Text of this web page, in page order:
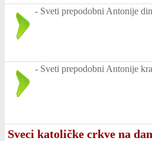
- Sveti prepodobni Antonije
- Sveti prepodobni Antonije
Sveci katoličke crkve na